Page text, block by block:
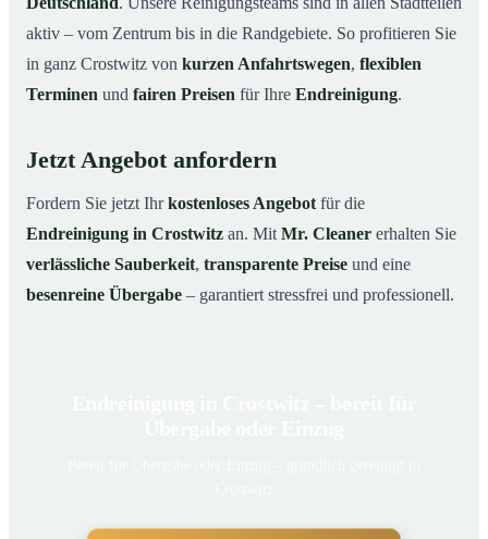
aktiv – vom Zentrum bis in die Randgebiete. So profitieren Sie
in ganz Crostwitz von kurzen Anfahrtswegen, flexiblen
Terminen und fairen Preisen für Ihre Endreinigung.
Jetzt Angebot anfordern
Fordern Sie jetzt Ihrkostenloses Angebot für die
Endreinigung in Crostwitz an. Mit Mr. Cleaner erhalten Sie
verlässliche Sauberkeit, transparente Preise und eine
besenreine Übergabe – garantiert stressfrei und professionell.